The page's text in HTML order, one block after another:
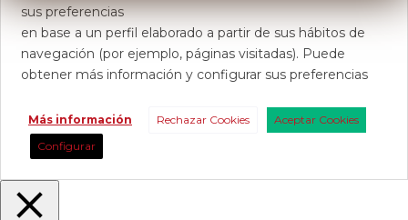
sus preferencias
en base a un perfil elaborado a partir de sus hábitos de
navegación (por ejemplo, páginas visitadas). Puede
obtener más información y configurar sus preferencias
Más información Rechazar Cookies
Aceptar Cookies
Configurar